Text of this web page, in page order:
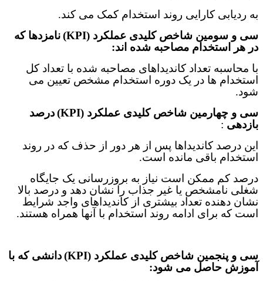
به ردیابی کارایی روند استخدام کمک می کند.
سی و سومین شاخص‌ کلیدی عملکرد (KPI
)نامزدها که
در هر استخدام مصاحبه شده اند:
با محاسبه تعداد کاندیداهای مصاحبه شده با تعداد کل
استخدام ها در یک دوره استخدام مشخص تعیین می
شود.
سی و چهارمین شاخص‌ کلیدی عملکرد (KPI
)درصد
بازدهی :
این درصد کاندیداها پس از هر دور از حذف که در روند
استخدام باقی مانده است.
درصد کم ممکن است نیاز به بروزرسانی یک جایگاه
شغلی نامشخص یا غیر جذاب را نشان دهد و درصد بالا
نشان دهنده تعداد بیشتری از کاندیداهای واجد شرایط
است که برای ادامه روند استخدام با آنها همراه هستند.
سی و پنجمین شاخص‌ کلیدی عملکرد (KPI
)دانشی که با
آموزش حاصل می شود: